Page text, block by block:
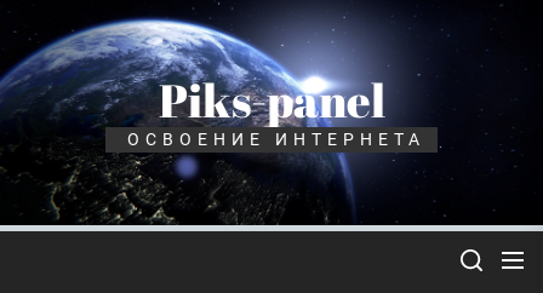
Перейти
содержимому
Piks-panel
ОСВОЕНИЕ ИНТЕРНЕТА